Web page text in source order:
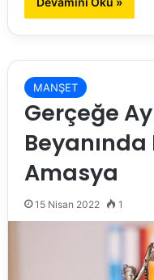
MANŞET
Gerçeğe
Amasya
15 Nisan 2022 1